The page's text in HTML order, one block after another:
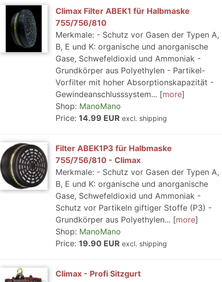
Climax Filter ABEK1 für Halbmaske
755/756/810
Merkmale: - Schutz vor Gasen der Typen A,
B, E und K: organische und anorganische
Gase, Schwefeldioxid und Ammoniak -
Grundkörper aus Polyethylen - Partikel-
Vorfilter mit hoher Absorptionskapazität -
Gewindeanschlusssystem...
more
Shop: ManoMano
Price: 14.99 EUR excl. shipping
Filter ABEK1P3 für Halbmaske
755/756/810 - Climax
Merkmale: - Schutz vor Gasen der Typen A,
B, E und K: organische und anorganische
Gase, Schwefeldioxid und Ammoniak -
Schutz vor Partikeln giftiger Stoffe (P3) -
Grundkörper aus Polyethylen...
more
Shop: ManoMano
Price: 19.90 EUR excl. shipping
Climax - Profi Sitzgurt